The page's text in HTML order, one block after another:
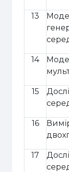
13
г
14
15
16
17